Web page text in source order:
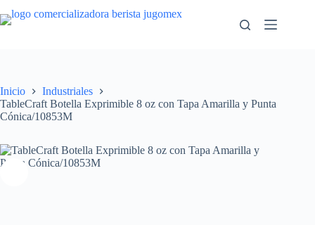
al
Inicio
Industriales
TableCraft Botella Exprimible 8 oz con Tapa Amarilla y Punta
Cónica/10853M